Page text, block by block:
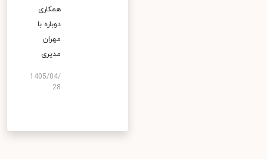
همکاری
دوباره با
مهران
مدیری
1405/04/
28